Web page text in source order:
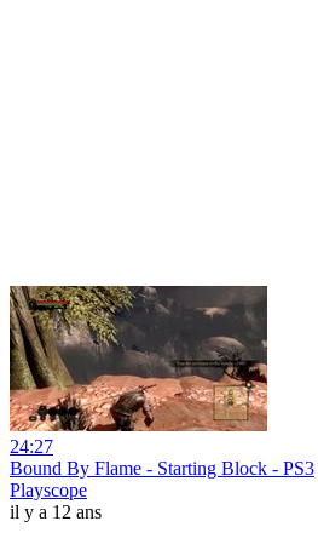
24:27
Bound By Flame - Starting Block - PS3
Playscope
il y a 12 ans